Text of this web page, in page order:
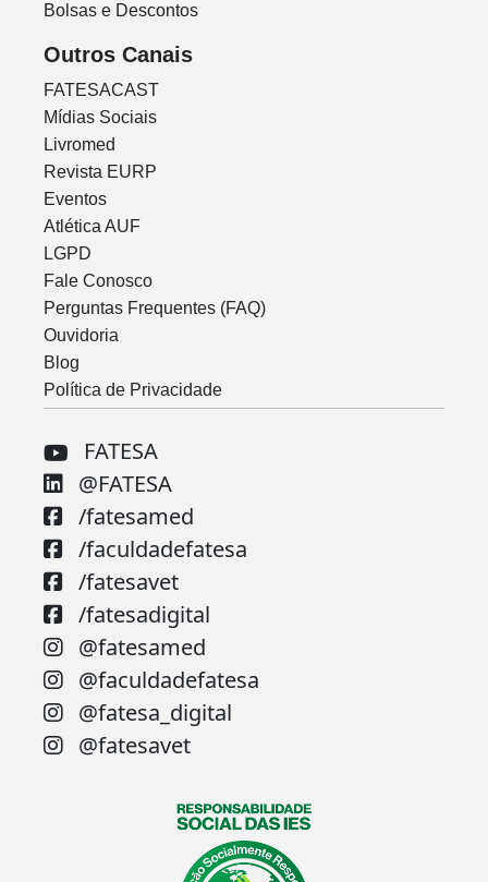
Bolsas e Descontos
Outros Canais
FATESACAST
Mídias Sociais
Livromed
Revista EURP
Eventos
Atlética AUF
LGPD
Fale Conosco
Perguntas Frequentes (FAQ)
Ouvidoria
Blog
Política de Privacidade
FATESA
@FATESA
/fatesamed
/faculdadefatesa
/fatesavet
/fatesadigital
@fatesamed
@faculdadefatesa
@fatesa_digital
@fatesavet